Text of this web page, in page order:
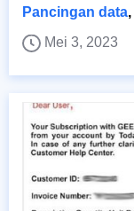
Pancingan data,
Mei 3, 2023